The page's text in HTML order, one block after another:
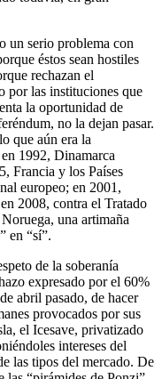
un serio problema con
éstos sean hostiles
rechazan el
por las instituciones que
la oportunidad de
no la dejan pasar.
que aún era la
1992, Dinamarca
Francia y los Países
europeo; en 2001,
2008, contra el Tratado
una artimaña
en “sí”.
de la soberanía
expresado por el 60%
abril pasado, de hacer
provocados por sus
el Icesave, privatizado
intereses del
las tipos del mercado. De